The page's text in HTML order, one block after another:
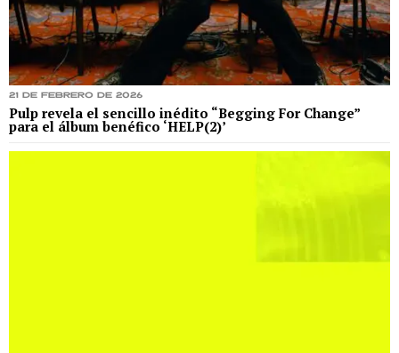
21 de febrero de 2026
Pulp revela el sencillo inédito “Begging For Change”
para el álbum benéfico ‘HELP(2)’